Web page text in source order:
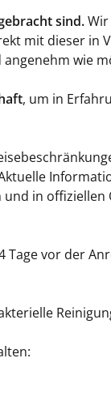
sind.
mit dieser in
wie
, um in
in
Tage vor der